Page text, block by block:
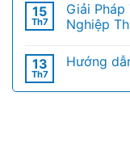
15
Th7
Giải Pháp
Nghiệp
13
Th7
Hướng